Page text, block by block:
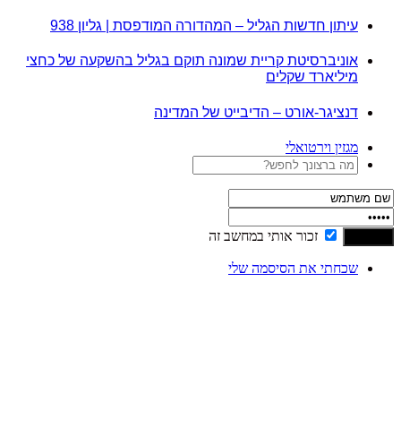
עיתון חדשות הגליל – המהדורה המודפסת | גליון 938
אוניברסיטת קריית שמונה תוקם בגליל בהשקעה של כחצי
מיליארד שקלים
דנציגר-אורט – הדיבייט של המדינה
מגזין וירטואלי
זכור אותי במחשב זה
שכחתי את הסיסמה שלי